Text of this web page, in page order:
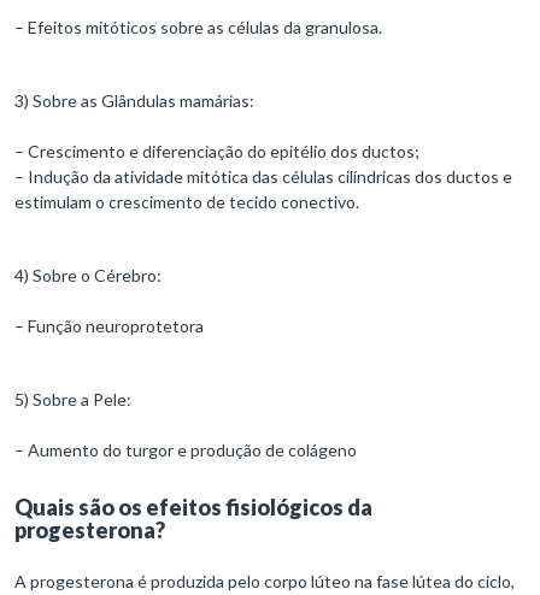
– Efeitos mitóticos sobre as células da granulosa.
3) Sobre as Glândulas mamárias:
– Crescimento e diferenciação do epitélio dos ductos;
– Indução da atividade mitótica das células cilíndricas dos ductos e
estimulam o crescimento de tecido conectivo.
4) Sobre o Cérebro:
– Função neuroprotetora
5) Sobre a Pele:
– Aumento do turgor e produção de colágeno
Quais são os efeitos fisiológicos da
progesterona?
A progesterona é produzida pelo corpo lúteo na fase lútea do ciclo,